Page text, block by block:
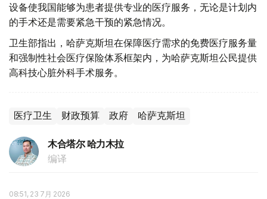
设备使我国能够为患者提供专业的医疗服务，无论是计划内
的手术还是需要紧急干预的紧急情况。
卫生部指出，哈萨克斯坦在保障医疗需求的免费医疗服务量
和强制性社会医疗保险体系框架内，为哈萨克斯坦公民提供
高科技心脏外科手术服务。
医疗卫生 财政预算 政府 哈萨克斯坦
木合塔尔 哈力木拉
编译
08:51, 23 7月 2026